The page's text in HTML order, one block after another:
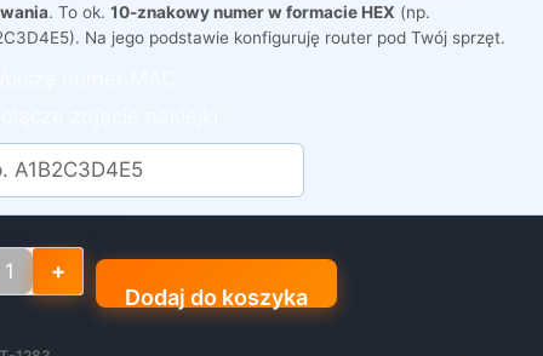
. To ok. 10-znakowy numer w formacie HEX (np.
Na jego podstawie konfiguruję router pod Twój sprzęt.
numer MAC
zdjęcie naklejki
Dodaj do koszyka